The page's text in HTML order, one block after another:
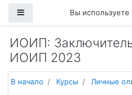
Боковая панельВы используете
ИОИП:
ИОИП 2023
В начало Курсы Личные